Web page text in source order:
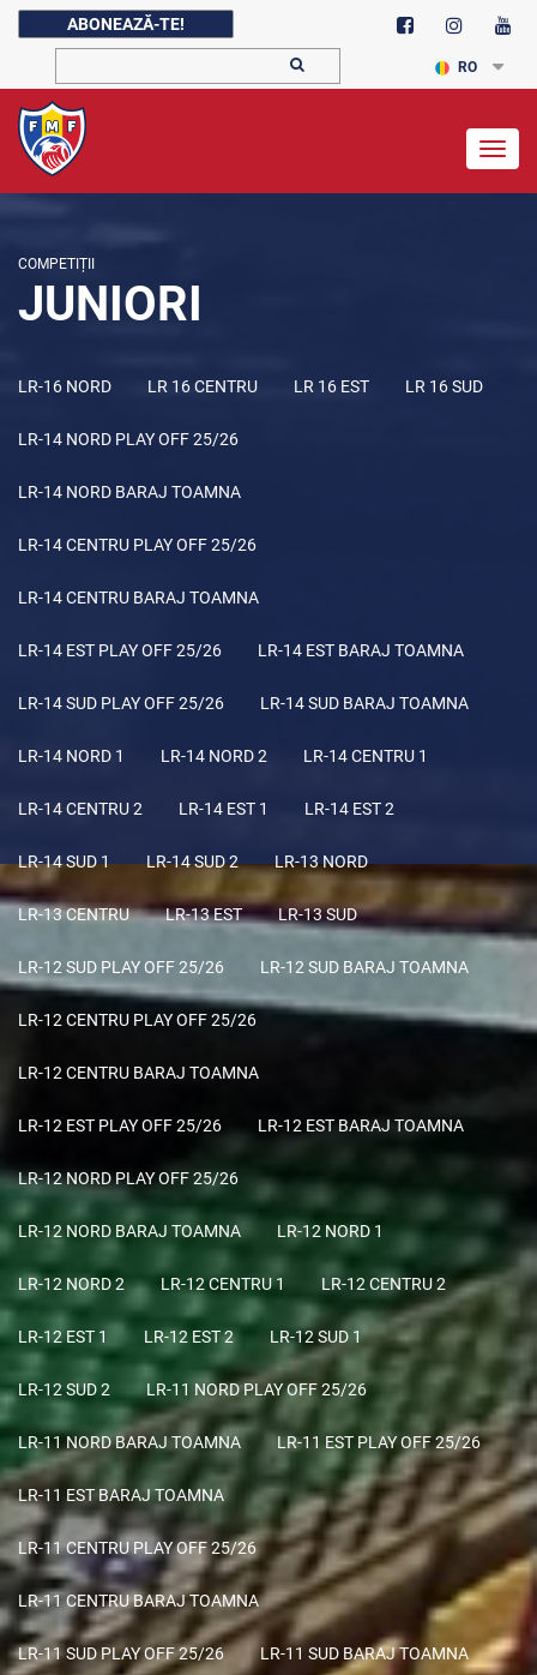
ABONEAZĂ-TE!
RO
COMPETIȚII
JUNIORI
LR-16 NORD LR 16 CENTRU LR 16 EST LR 16 SUD
LR-14 NORD PLAY OFF 25/26
LR-14 NORD BARAJ TOAMNA
LR-14 CENTRU PLAY OFF 25/26
LR-14 CENTRU BARAJ TOAMNA
LR-14 EST PLAY OFF 25/26 LR-14 EST BARAJ TOAMNA
LR-14 SUD PLAY OFF 25/26 LR-14 SUD BARAJ TOAMNA
LR-14 NORD 1 LR-14 NORD 2 LR-14 CENTRU 1
LR-14 CENTRU 2 LR-14 EST 1 LR-14 EST 2
LR-14 SUD 1 LR-14 SUD 2 LR-13 NORD
LR-13 CENTRU LR-13 EST LR-13 SUD
LR-12 SUD PLAY OFF 25/26 LR-12 SUD BARAJ TOAMNA
LR-12 CENTRU PLAY OFF 25/26
LR-12 CENTRU BARAJ TOAMNA
LR-12 EST PLAY OFF 25/26 LR-12 EST BARAJ TOAMNA
LR-12 NORD PLAY OFF 25/26
LR-12 NORD BARAJ TOAMNA LR-12 NORD 1
LR-12 NORD 2 LR-12 CENTRU 1 LR-12 CENTRU 2
LR-12 EST 1 LR-12 EST 2 LR-12 SUD 1
LR-12 SUD 2 LR-11 NORD PLAY OFF 25/26
LR-11 NORD BARAJ TOAMNA LR-11 EST PLAY OFF 25/26
LR-11 EST BARAJ TOAMNA
LR-11 CENTRU PLAY OFF 25/26
LR-11 CENTRU BARAJ TOAMNA
LR-11 SUD PLAY OFF 25/26 LR-11 SUD BARAJ TOAMNA